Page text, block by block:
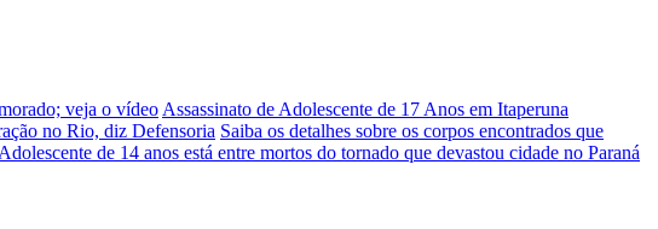
veja o vídeo Assassinato de Adolescente de 17 Anos em Itaperuna
no Rio, diz Defensoria Saiba os detalhes sobre os corpos encontrados que
Adolescente de 14 anos está entre mortos do tornado que devastou cidade no Paraná